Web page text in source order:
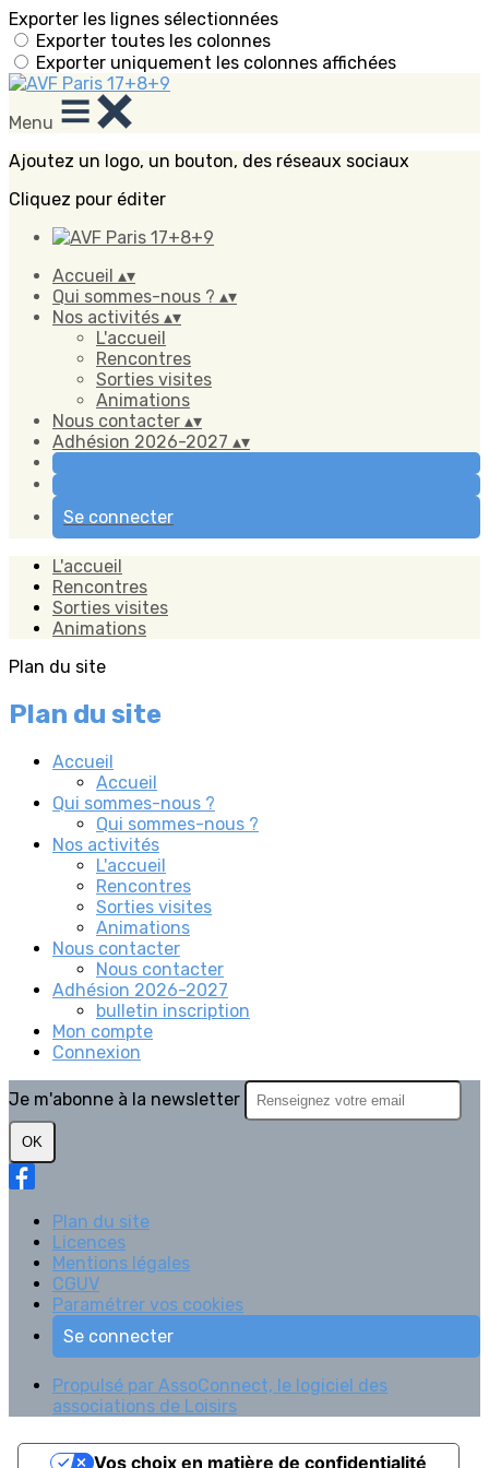
Exporter les lignes sélectionnées
Exporter toutes les colonnes
Exporter uniquement les colonnes affichées
Menu
Ajoutez un logo, un bouton, des réseaux sociaux
Cliquez pour éditer
Accueil ▴▾
Qui sommes-nous ? ▴▾
Nos activités ▴▾
L'accueil
Rencontres
Sorties visites
Animations
Nous contacter ▴▾
Adhésion 2026-2027 ▴▾
Se connecter
L'accueil
Rencontres
Sorties visites
Animations
Plan du site
Plan du site
Accueil
Accueil
Qui sommes-nous ?
Qui sommes-nous ?
Nos activités
L'accueil
Rencontres
Sorties visites
Animations
Nous contacter
Nous contacter
Adhésion 2026-2027
bulletin inscription
Mon compte
Connexion
Je m'abonne à la newsletter
OK
Plan du site
Licences
Mentions légales
CGUV
Paramétrer vos cookies
Se connecter
Propulsé par AssoConnect, le logiciel des
associations de Loisirs
Vos choix en matière de confidentialité